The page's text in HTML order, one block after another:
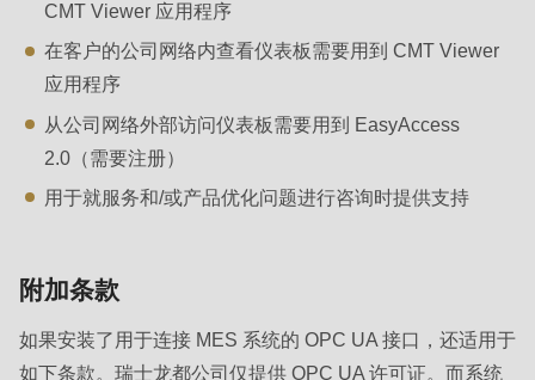
CMT Viewer 应用程序
在客户的公司网络内查看仪表板需要用到 CMT Viewer
应用程序
从公司网络外部访问仪表板需要用到 EasyAccess
2.0（需要注册）
用于就服务和/或产品优化问题进行咨询时提供支持
附加条款
如果安装了用于连接 MES 系统的 OPC UA 接口，还适用于
如下条款。瑞士龙都公司仅提供 OPC UA 许可证。而系统